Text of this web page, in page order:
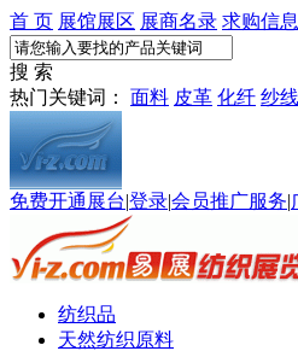
首 页 展馆展区 展商名录 求购信息
搜 索
热门关键词： 面料 皮革 化纤 纱线
免费开通展台|登录|会员推广服务|
纺织品
天然纺织原料